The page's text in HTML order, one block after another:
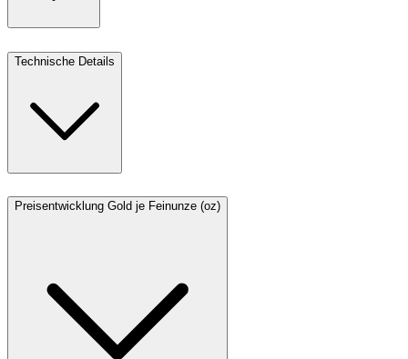
Technische Details
Preisentwicklung Gold je Feinunze (oz)